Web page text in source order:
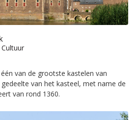
van de grootste kastelen van
van het kasteel, met name de
van rond 1360.